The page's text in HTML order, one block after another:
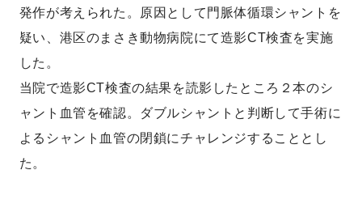
発作が考えられた。原因として門脈体循環シャントを
疑い、港区のまさき動物病院にて造影CT検査を実施
した。
当院で造影CT検査の結果を読影したところ２本のシ
ャント血管を確認。ダブルシャントと判断して手術に
よるシャント血管の閉鎖にチャレンジすることとし
た。